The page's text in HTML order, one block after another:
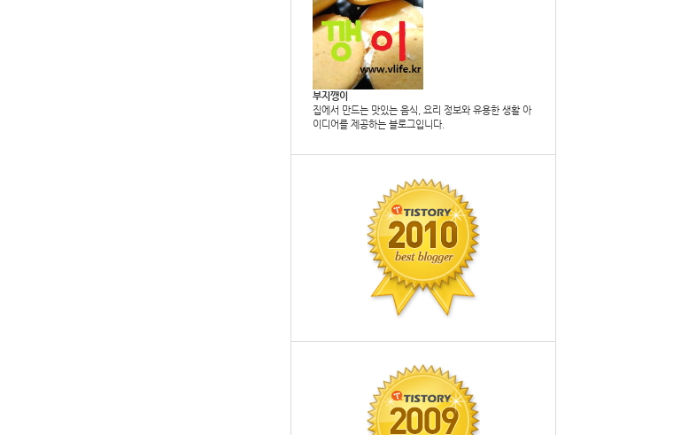
부지깽이
집에서 만드는 맛있는 음식, 요리 정보와 유용한 생활 아
이디어를 제공하는 블로그입니다.